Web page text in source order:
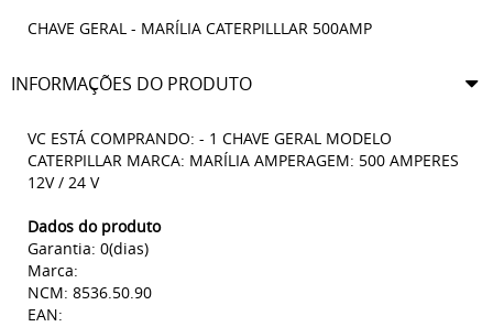
CHAVE GERAL - MARÍLIA CATERPILLLAR 500AMP
INFORMAÇÕES DO PRODUTO
VC ESTÁ COMPRANDO: - 1 CHAVE GERAL MODELO
CATERPILLAR MARCA: MARÍLIA AMPERAGEM: 500 AMPERES
12V / 24 V
Dados do produto
Garantia: 0(dias)
Marca:
NCM: 8536.50.90
EAN: